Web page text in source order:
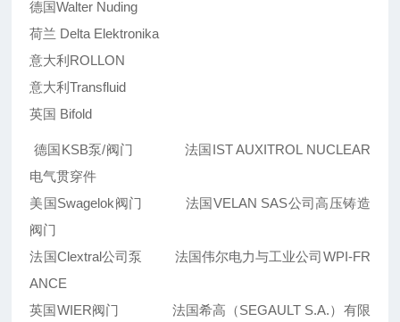
德国Walter Nuding
荷兰 Delta Elektronika
意大利ROLLON
意大利Transfluid
英国 Bifold
德国KSB泵/阀门 法国IST AUXITROL NUCLEAR
电气贯穿件
美国Swagelok阀门 法国VELAN SAS公司高压铸造
阀门
法国Clextral公司泵 法国伟尔电力与工业公司WPI-FR
ANCE
英国WIER阀门 法国希高（SEGAULT S.A.）有限